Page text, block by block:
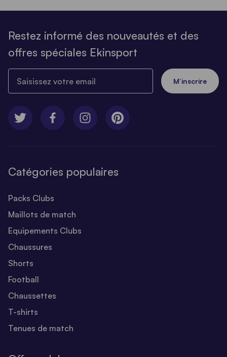
Restez informé des nouveautés et des
offres spéciales Ekinsport
M’inscrire
Catégories populaires
Packs Clubs
Maillots de match
Equipements Clubs
Chaussures
Shorts
Football
Chaussettes
T-shirts
Tenues de match